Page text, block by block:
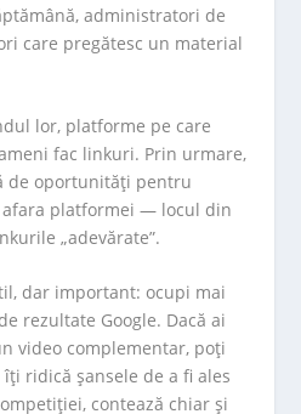
administratori de
care pregătesc un material
lor, platforme pe care
fac linkuri. Prin urmare,
de oportunități pentru
platformei — locul din
„adevărate”.
dar important: ocupi mai
rezultate Google. Dacă ai
video complementar, poți
ridică șansele de a fi ales
contează chiar și